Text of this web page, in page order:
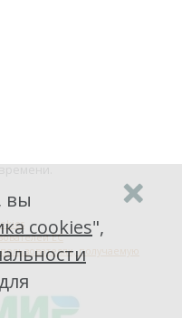
ЕС
получаемую
вы
cookies",